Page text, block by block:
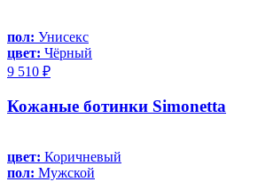
пол: Унисекс
цвет: Чёрный
9 510 ₽
Кожаные ботинки Simonetta
цвет: Коричневый
пол: Мужской